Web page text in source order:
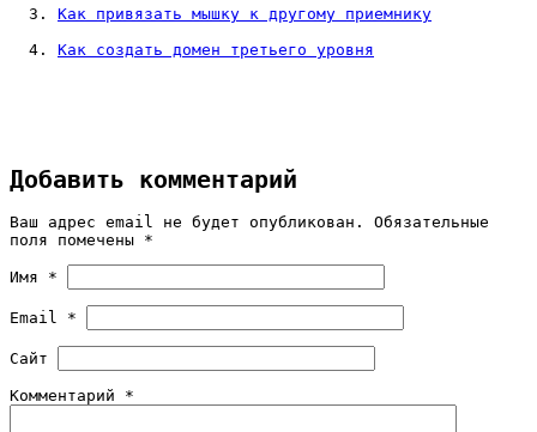
Как привязать мышку к другому приемнику
Как создать домен третьего уровня
Добавить комментарий
Ваш адрес email не будет опубликован.
Обязательные
поля помечены *
Имя *
Email *
Сайт
Комментарий *